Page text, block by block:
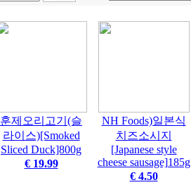
훈제오리고기(슬
라이스)[Smoked
Sliced Duck]800g
€ 19.99
NH Foods)일본식
치즈소시지
[Japanese style
cheese sausage]185g
€ 4.50